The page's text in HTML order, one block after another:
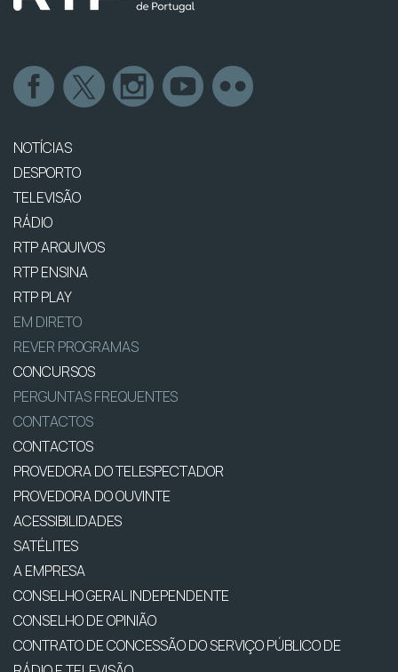
NOTÍCIAS
DESPORTO
TELEVISÃO
RÁDIO
RTP ARQUIVOS
RTP ENSINA
RTP PLAY
EM DIRETO
REVER PROGRAMAS
CONCURSOS
PERGUNTAS FREQUENTES
CONTACTOS
CONTACTOS
PROVEDORA DO TELESPECTADOR
PROVEDORA DO OUVINTE
ACESSIBILIDADES
SATÉLITES
A EMPRESA
CONSELHO GERAL INDEPENDENTE
CONSELHO DE OPINIÃO
CONTRATO DE CONCESSÃO DO SERVIÇO PÚBLICO DE